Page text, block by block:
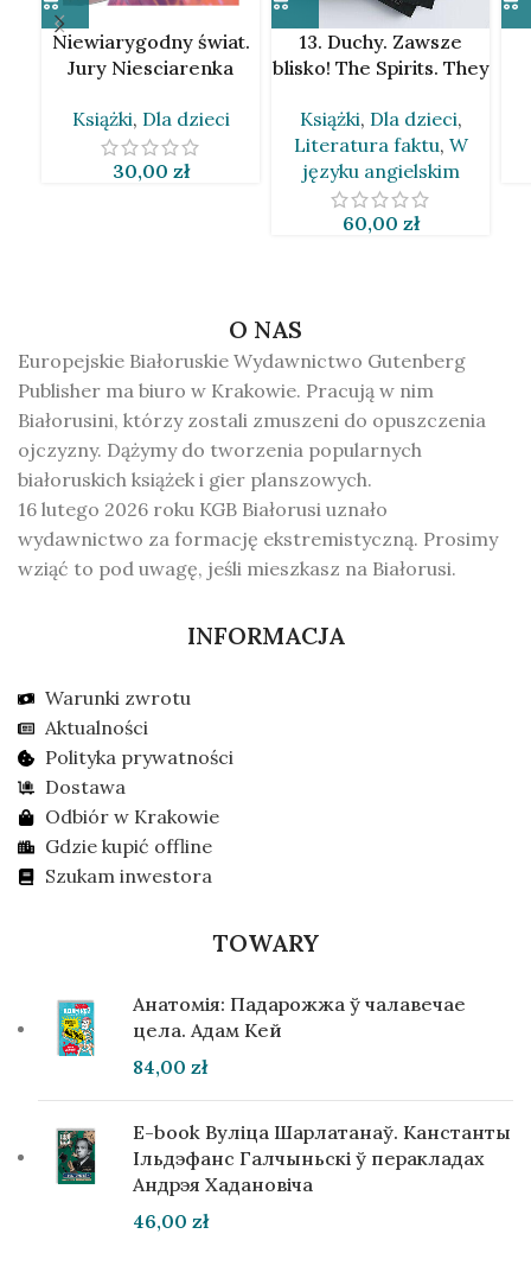
Niewiarygodny świat.
Jury Niesciarenka
Książki, Dla dzieci
30,00 zł
13. Duchy. Zawsze
blisko! The Spirits. They
Van Den Brynk
[BLR&EN]
Książki, Dla dzieci,
Literatura faktu, W
języku angielskim
60,00 zł
O NAS
Europejskie Białoruskie Wydawnictwo Gutenberg
Publisher ma biuro w Krakowie. Pracują w nim
Białorusini, którzy zostali zmuszeni do opuszczenia
ojczyzny. Dążymy do tworzenia popularnych
białoruskich książek i gier planszowych.
16 lutego 2026 roku KGB Białorusi uznało
wydawnictwo za formację ekstremistyczną. Prosimy
wziąć to pod uwagę, jeśli mieszkasz na Białorusi.
INFORMACJA
Warunki zwrotu
Aktualności
Polityka prywatności
Dostawa
Odbiór w Krakowie
Gdzie kupić offline
Szukam inwestora
TOWARY
Анатомія: Падарожжа ў чалавечае
цела. Адам Кей
84,00 zł
E-book Вуліца Шарлатанаў. Канстанты
Ільдэфанс Галчыньскі ў перакладах
Андрэя Хадановіча
46,00 zł